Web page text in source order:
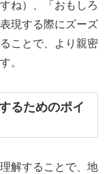
ね）、「おもしろ
現する際にズーズ
ことで、より親密
。
るためのポイ
解することで、地